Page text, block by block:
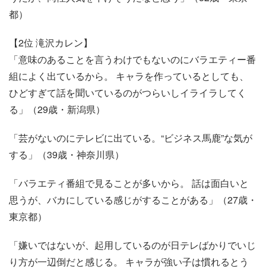
都）
【2位 滝沢カレン】
「意味のあることを言うわけでもないのにバラエティー番
組によく出ているから。 キャラを作っているとしても、
ひどすぎて話を聞いているのがつらいしイライラしてく
る」（29歳・新潟県）
「芸がないのにテレビに出ている。“ビジネス馬鹿”な気が
する」（39歳・神奈川県）
「バラエティ番組で見ることが多いから。 話は面白いと
思うが、バカにしている感じがすることがある」（27歳・
東京都）
「嫌いではないが、起用しているのが日テレばかりでいじ
り方が一辺倒だと感じる。 キャラが強い子は慣れるとう